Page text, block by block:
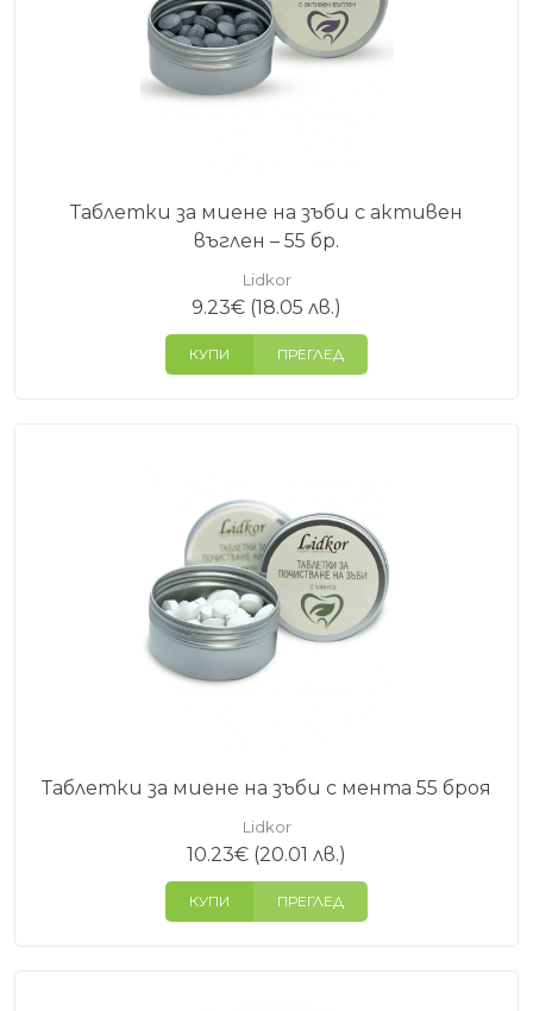
ежедневна употреба и да носят реален комфорт.
За останалите стъпки в грижата можете да
разгледате и кремове за лицеили други продукти
от секциятаЗа лице.
Таблетки за миене на зъби с активен
въглен – 55 бр.
Lidkor
9.23€ (18.05 лв.)
КУПИ ПРЕГЛЕД
Таблетки за миене на зъби с мента 55 броя
Lidkor
10.23€ (20.01 лв.)
КУПИ ПРЕГЛЕД